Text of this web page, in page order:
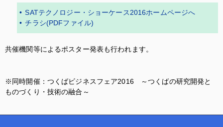
• SATテクノロジー・ショーケース2016ホームページへ
• チラシ(PDFファイル)
共催機関等によるポスター発表も行われます。
※同時開催：つくばビジネスフェア2016 ～つくばの研究開発と
ものづくり・技術の融合～